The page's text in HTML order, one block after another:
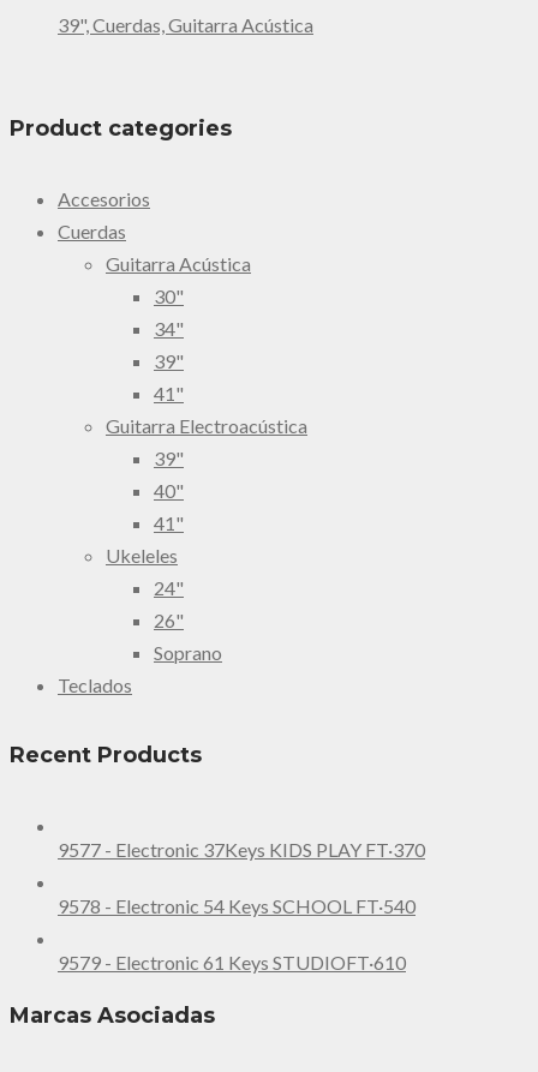
39", Cuerdas, Guitarra Acústica
Product categories
Accesorios
Cuerdas
Guitarra Acústica
30"
34"
39"
41"
Guitarra Electroacústica
39"
40"
41"
Ukeleles
24"
26"
Soprano
Teclados
Recent Products
9577 - Electronic 37Keys KIDS PLAY FT·370
9578 - Electronic 54 Keys SCHOOL FT·540
9579 - Electronic 61 Keys STUDIOFT·610
Marcas Asociadas